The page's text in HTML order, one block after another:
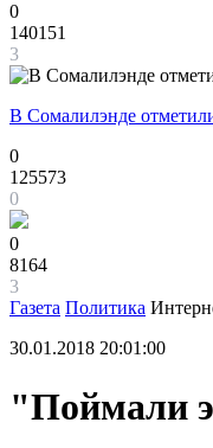
0
140151
3
В Сомалилэнде
0
125573
0
0
8164
3
Газета Политика
30.01.2018 20:01:00
"Поймали